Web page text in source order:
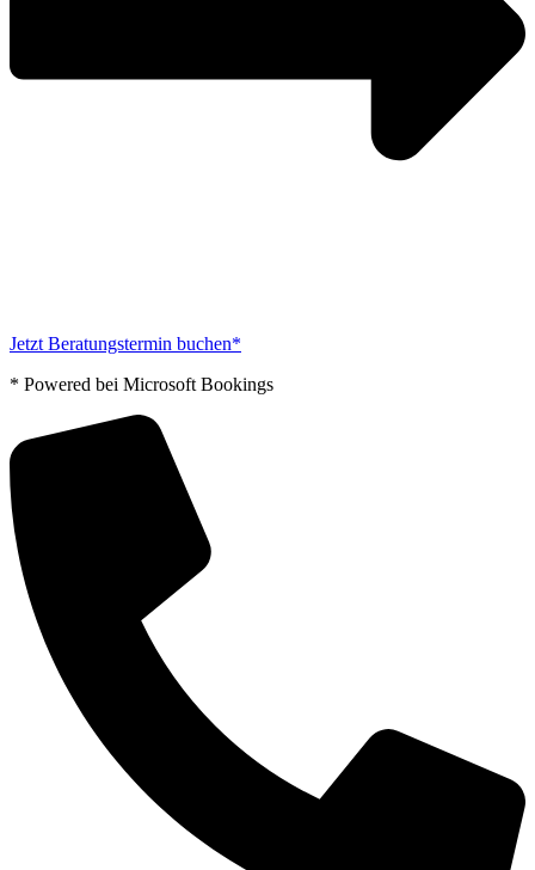
Jetzt Beratungstermin buchen*
* Powered bei Microsoft Bookings